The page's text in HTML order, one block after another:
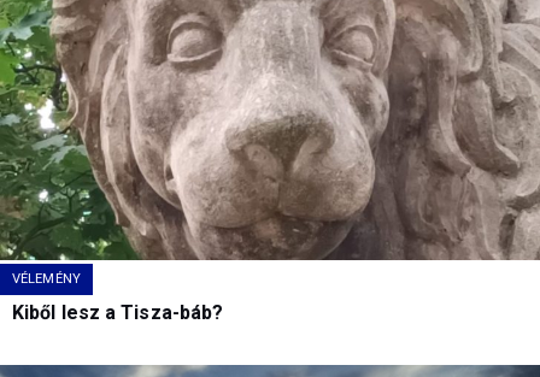
VÉLEMÉNY
Kiből lesz a Tisza-báb?